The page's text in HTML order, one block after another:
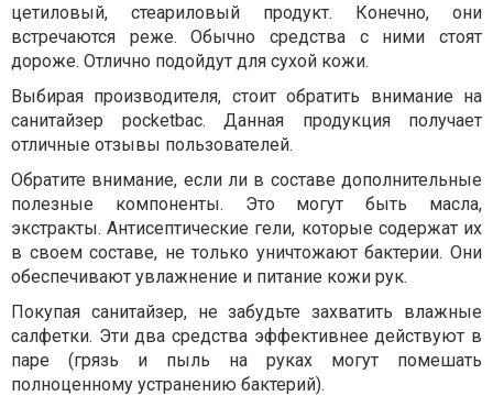
цетиловый, стеариловый продукт. Конечно, они
встречаются реже. Обычно средства с ними стоят
дороже. Отлично подойдут для сухой кожи.
Выбирая производителя, стоит обратить внимание на
санитайзер pocketbac. Данная продукция получает
отличные отзывы пользователей.
Обратите внимание, если ли в составе дополнительные
полезные компоненты. Это могут быть масла,
экстракты. Антисептические гели, которые содержат их
в своем составе, не только уничтожают бактерии. Они
обеспечивают увлажнение и питание кожи рук.
Покупая санитайзер, не забудьте захватить влажные
салфетки. Эти два средства эффективнее действуют в
паре (грязь и пыль на руках могут помешать
полноценному устранению бактерий).